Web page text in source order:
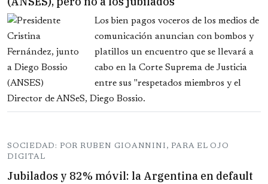
Los bien pagos voceros de los medios de
comunicación anuncian con bombos y
platillos un encuentro que se llevará a
cabo en la Corte Suprema de Justicia
entre sus "respetados miembros y el
Director de ANSeS, Diego Bossio.
SOCIEDAD: POR RUBEN GIOANNINI, PARA EL OJO
DIGITAL
Jubilados y 82% móvil: la Argentina en default